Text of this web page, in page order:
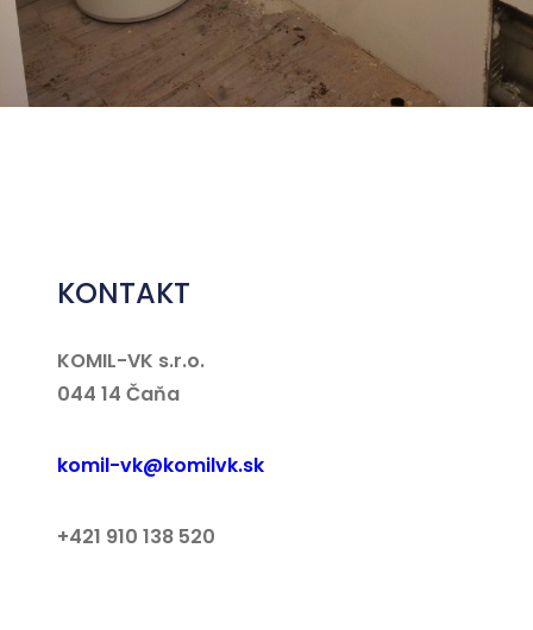
KONTAKT
KOMIL-VK s.r.o.
044 14 Čaňa
komil-vk@komilvk.sk
+421 910 138 520